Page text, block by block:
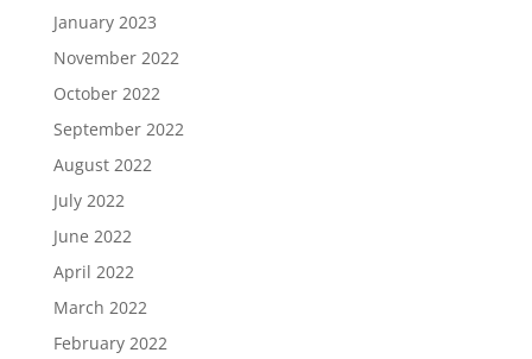
January 2023
November 2022
October 2022
September 2022
August 2022
July 2022
June 2022
April 2022
March 2022
February 2022